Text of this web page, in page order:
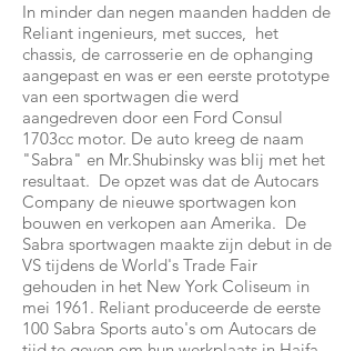
In minder dan negen maanden hadden de
Reliant ingenieurs, met succes, het
chassis, de carrosserie en de ophanging
aangepast en was er een eerste prototype
van een sportwagen die werd
aangedreven door een Ford Consul
1703cc motor. De auto kreeg de naam
"Sabra" en Mr.Shubinsky was blij met het
resultaat. De opzet was dat de Autocars
Company de nieuwe sportwagen kon
bouwen en verkopen aan Amerika. De
Sabra sportwagen maakte zijn debut in de
VS tijdens de World's Trade Fair
gehouden in het New York Coliseum in
mei 1961. Reliant produceerde de eerste
100 Sabra Sports auto's om Autocars de